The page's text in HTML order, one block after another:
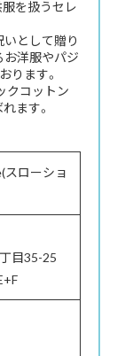
を扱うセレ
として贈り
お洋服やパジ
ります。
クコットン
ます。
スローショ
目35-25